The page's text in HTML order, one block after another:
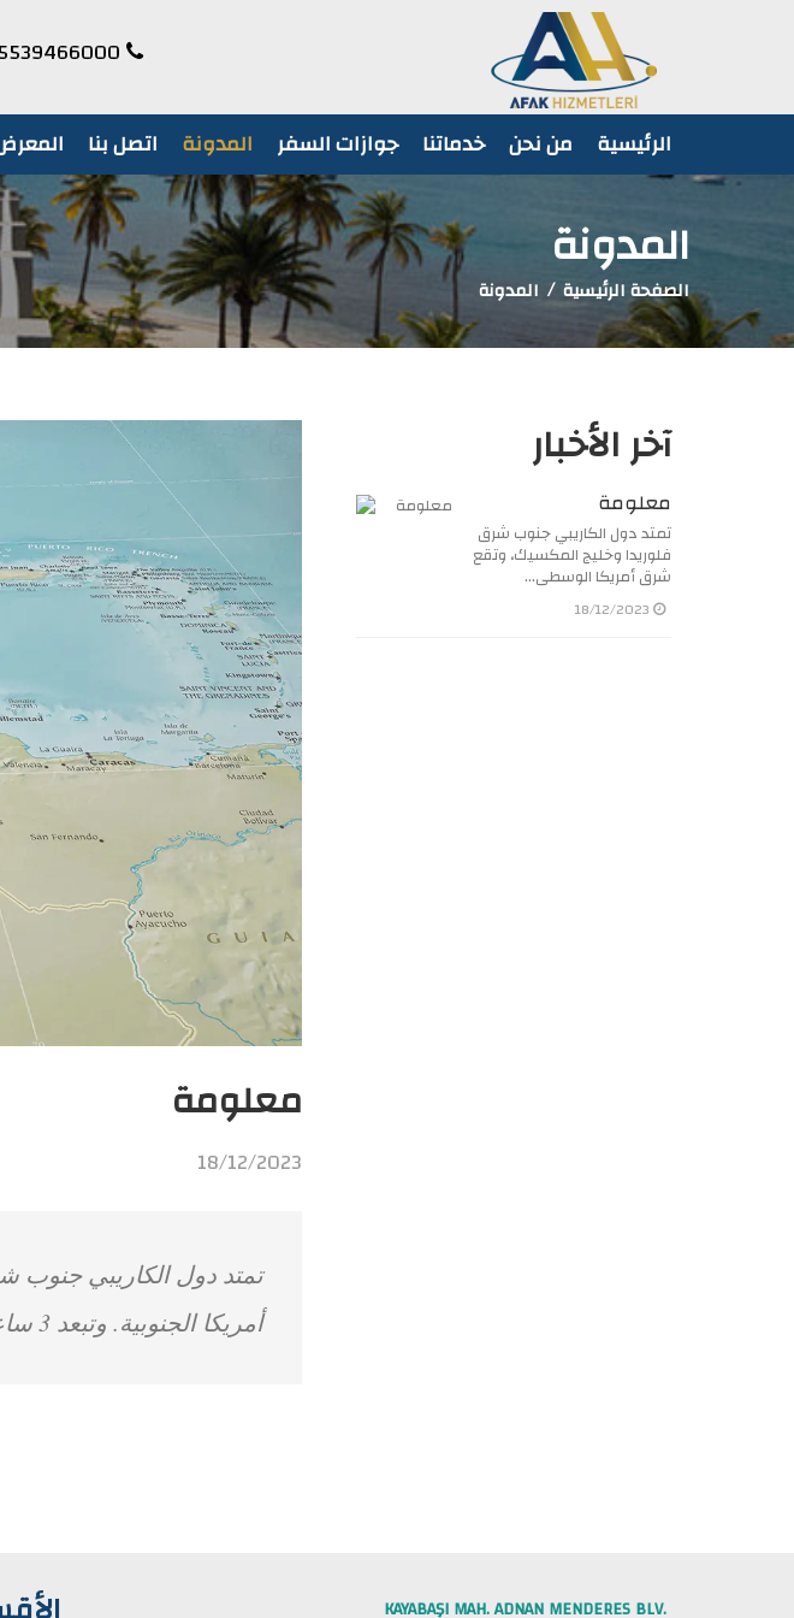
الرئيسية من نحن خدماتنا جوازات السفر المدونة اتصل بنا
المدونة
الصفحة الرئيسية المدونة
معلومة
18/12/2023
تمتد دول الكاريبي
أمريكا الجنوبية. وتبعد 3 ساعات بالطائرة من ميامي.
آخر الأخبار
معلومة
تمتد دول الكاريبي جنوب شرق
فلوريدا وخليج المكسيك، وتقع
شرق أمريكا الوسطى…
KAYABAŞI MAH. ADNAN MENDERES BLV.